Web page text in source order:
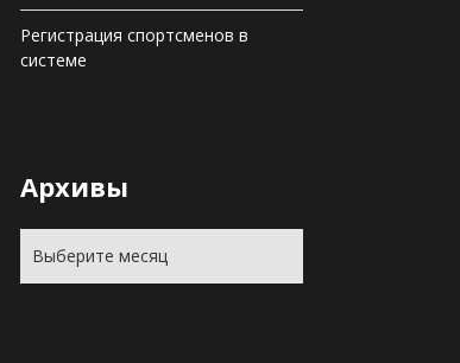
Регистрация спортсменов в
системе
Архивы